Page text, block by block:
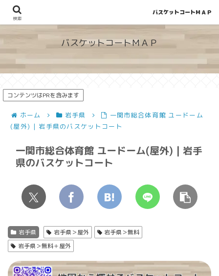
地図から探せる！穴場が見つかるバスケットコート情報
バスケットコートＭＡＰ
コンテンツはPRを含みます
ホーム 岩手県
一関市総合体育館 ユードーム
(屋外) | 岩手県のバスケットコート
一関市総合体育館 ユードーム(屋外) | 岩手
県のバスケットコート
岩手県 岩手県＞屋外
岩手県＞無料
岩手県＞無料＋屋外
検索
バスケットコートＭＡＰ